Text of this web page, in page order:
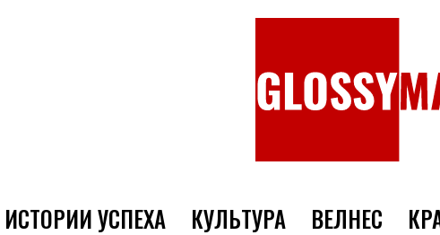
ИСТОРИИ УСПЕХА КУЛЬТУРА ВЕЛНЕС